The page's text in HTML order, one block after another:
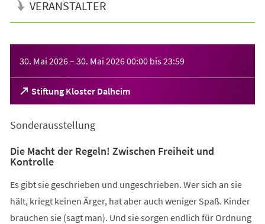
VERANSTALTER
30. Mai 2026– 30. Mai 202600:00 bis23:59
Stiftung Kloster Dalheim
(Öffnet
in
neuen
Sonderausstellung
Die Macht der Regeln! Zwischen Freiheit und
Kontrolle
Es gibt sie geschrieben und ungeschrieben. Wer sich an sie
hält, kriegt keinen Ärger, hat aber auch weniger Spaß. Kinder
brauchen sie (sagt man). Und sie sorgen endlich für Ordnung